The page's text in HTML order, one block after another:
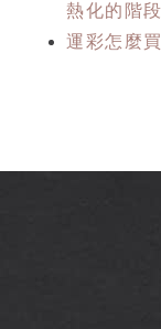
熱化的階段
運彩怎麼